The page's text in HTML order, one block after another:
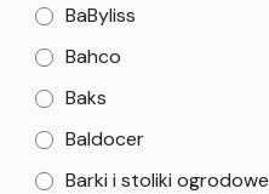
BaByliss
Bahco
Baks
Baldocer
Barki i stoliki ogrodowe